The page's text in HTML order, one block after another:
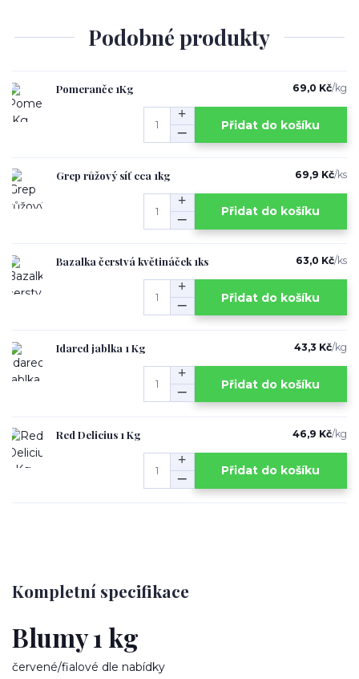
Podobné produkty
Pomeranče 1Kg 69,0 Kč/kg
Přidat do košíku
Grep růžový síť cca 1kg 69,9 Kč/ks
Přidat do košíku
Bazalka čerstvá květináček 1ks 63,0 Kč/ks
Přidat do košíku
Idared jablka 1 Kg 43,3 Kč/kg
Přidat do košíku
Red Delicius 1 Kg 46,9 Kč/kg
Přidat do košíku
Kompletní specifikace
Blumy 1 kg
červené/fialové dle nabídky